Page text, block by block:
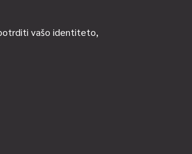
vašo identiteto,